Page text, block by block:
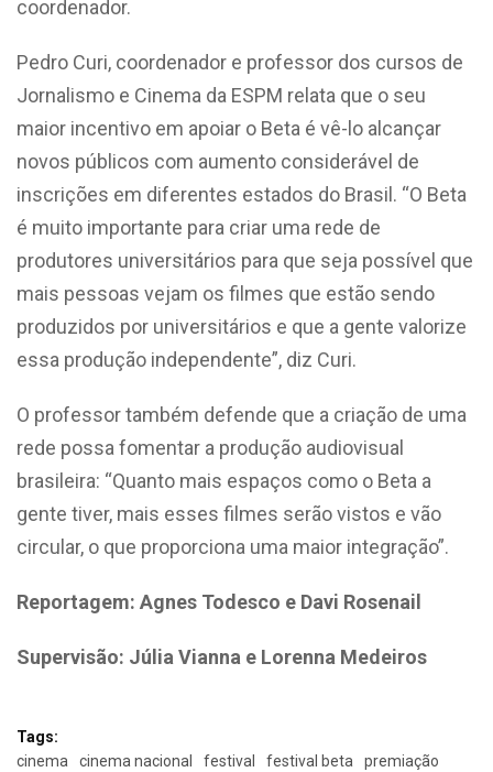
coordenador.
Pedro Curi, coordenador e professor dos cursos de
Jornalismo e Cinema da ESPM relata que o seu
maior incentivo em apoiar o Beta é vê-lo alcançar
novos públicos com aumento considerável de
inscrições em diferentes estados do Brasil. “O Beta
é muito importante para criar uma rede de
produtores universitários para que seja possível que
mais pessoas vejam os filmes que estão sendo
produzidos por universitários e que a gente valorize
essa produção independente”, diz Curi.
O professor também defende que a criação de uma
rede possa fomentar a produção audiovisual
brasileira: “Quanto mais espaços como o Beta a
gente tiver, mais esses filmes serão vistos e vão
circular, o que proporciona uma maior integração”.
Reportagem: Agnes Todesco e Davi Rosenail
Supervisão: Júlia Vianna e Lorenna Medeiros
Tags:
cinema
cinema nacional festival festival beta premiação